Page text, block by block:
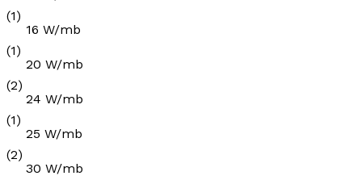
(1)
16 W/mb
(1)
20 W/mb
(2)
24 W/mb
(1)
25 W/mb
(2)
30 W/mb